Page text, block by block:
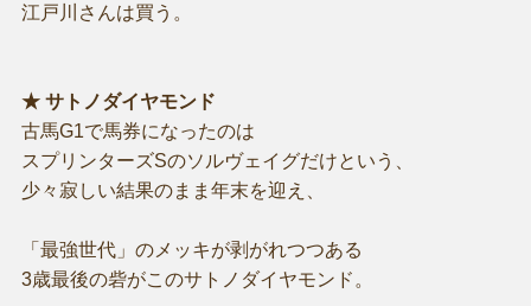
江戸川さんは買う。
★ サトノダイヤモンド
古馬G1で馬券になったのは
スプリンターズSのソルヴェイグだけという、
少々寂しい結果のまま年末を迎え、
「最強世代」のメッキが剥がれつつある
3歳最後の砦がこのサトノダイヤモンド。